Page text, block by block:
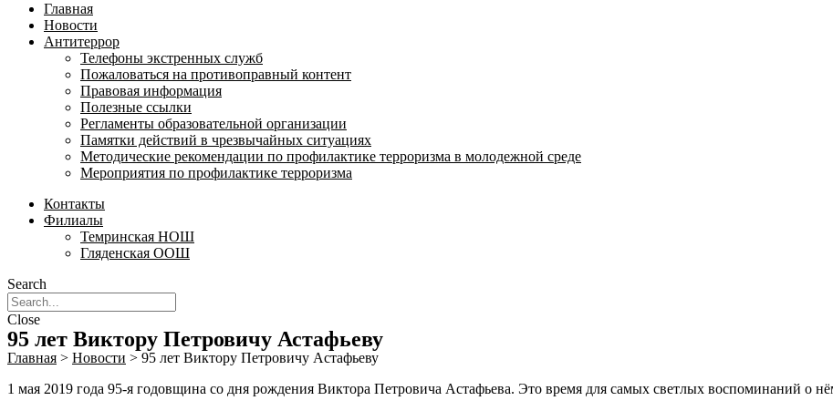
Главная
Новости
Антитеррор
Телефоны экстренных служб
Пожаловаться на противоправный контент
Правовая информация
Полезные ссылки
Регламенты образовательной организации
Памятки действий в чрезвычайных ситуациях
Методические рекомендации по профилактике терроризма в молодежной среде
Мероприятия по профилактике терроризма
Контакты
Филиалы
Темринская НОШ
Гляденская ООШ
Search
Close
95 лет Виктору Петровичу Астафьеву
Главная > Новости > 95 лет Виктору Петровичу Астафьеву
1 мая 2019 года 95-я годовщина со дня рождения Виктора Петровича Астафьева. Это время для самых светлых воспоминаний о